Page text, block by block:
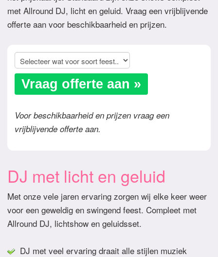
met Allround DJ, licht en geluid. Vraag een vrijblijvende
offerte aan voor beschikbaarheid en prijzen.
Vraag offerte aan »
Voor beschikbaarheid en prijzen vraag een
vrijblijvende offerte aan.
DJ met licht en geluid
Met onze vele jaren ervaring zorgen wij elke keer weer
voor een geweldig en swingend feest. Compleet met
Allround DJ, lichtshow en geluidsset.
DJ met veel ervaring draait alle stijlen muziek